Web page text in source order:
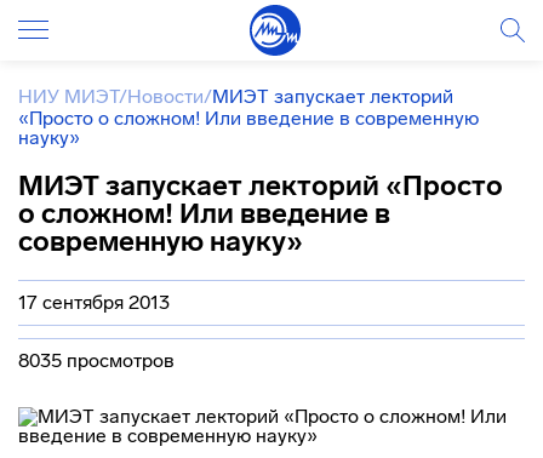
НИУ МИЭТ/Новости/МИЭТ запускает лекторий
«Просто о сложном! Или введение в современную
науку»
МИЭТ запускает лекторий «Просто
о сложном! Или введение в
современную науку»
17 сентября 2013
8035 просмотров